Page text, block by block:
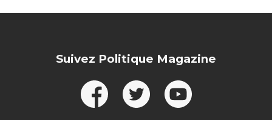
Suivez Politique Magazine